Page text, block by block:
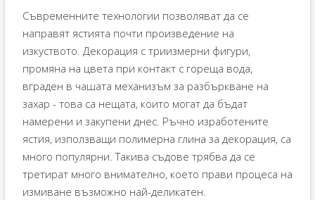
Съвременните технологии позволяват да се
направят ястията почти произведение на
изкуството. Декорация с триизмерни фигури,
промяна на цвета при контакт с гореща вода,
вграден в чашата механизъм за разбъркване на
захар - това са нещата, които могат да бъдат
намерени и закупени днес. Ръчно изработените
ястия, използващи полимерна глина за декорация, са
много популярни. Такива съдове трябва да се
третират много внимателно, което прави процеса на
измиване възможно най-деликатен.